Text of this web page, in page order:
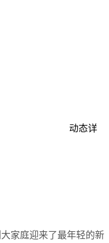
动态详
家庭迎来了最年轻的新